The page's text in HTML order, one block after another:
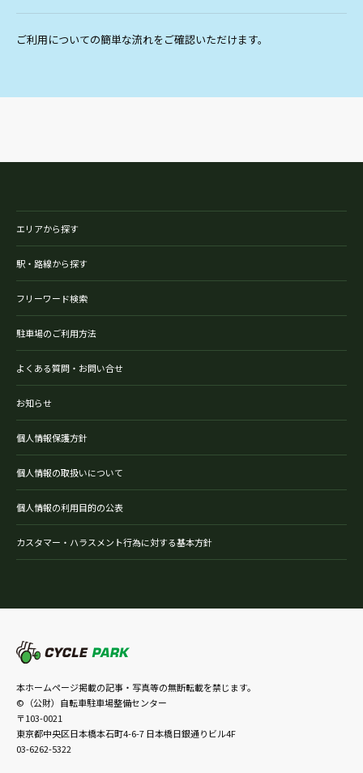
ご利用についての簡単な流れをご確認いただけます。
エリアから探す
駅・路線から探す
フリーワード検索
駐車場のご利用方法
よくある質問・お問い合せ
お知らせ
個人情報保護方針
個人情報の取扱いについて
個人情報の利用目的の公表
カスタマー・ハラスメント行為に対する基本方針
本ホームページ掲載の記事・写真等の無断転載を禁じます。
©（公財）自転車駐車場整備センター
〒103-0021
東京都中央区日本橋本石町4-6-7 日本橋日銀通りビル4F
03-6262-5322